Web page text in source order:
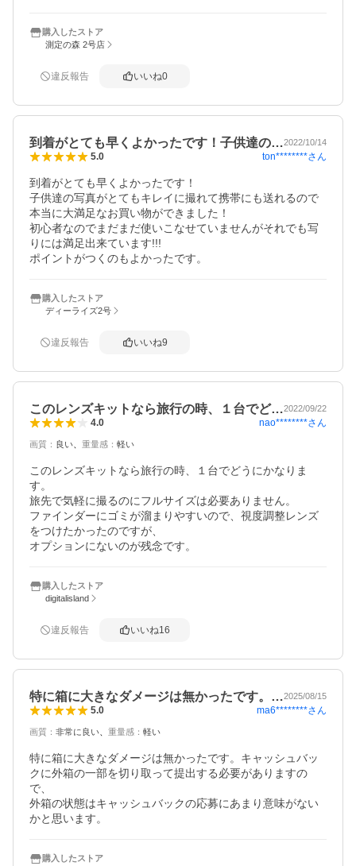
購入したストア
測定の森 2号店
違反報告 いいね0
到着がとても早くよかったです！子供達の…2022/10/14
5.0 ton********さん
到着がとても早くよかったです！
子供達の写真がとてもキレイに撮れて携帯にも送れるので
本当に大満足なお買い物ができました！
初心者なのでまだまだ使いこなせていませんがそれでも写
りには満足出来ています!!!
ポイントがつくのもよかったです。
購入したストア
ディーライズ2号
違反報告 いいね9
このレンズキットなら旅行の時、１台でど…2022/09/22
4.0 nao********さん
画質 ： 良い 重量感 ： 軽い
このレンズキットなら旅行の時、１台でどうにかなりま
す。
旅先で気軽に撮るのにフルサイズは必要ありません。
ファインダーにゴミが溜まりやすいので、視度調整レンズ
をつけたかったのですが、
オプションにないのが残念です。
購入したストア
digitalisland
違反報告 いいね16
特に箱に大きなダメージは無かったです。…2025/08/15
5.0 ma6********さん
画質 ： 非常に良い 重量感 ： 軽い
特に箱に大きなダメージは無かったです。キャッシュバッ
クに外箱の一部を切り取って提出する必要がありますの
で、
外箱の状態はキャッシュバックの応募にあまり意味がない
かと思います。
購入したストア